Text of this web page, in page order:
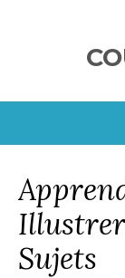
Illustrer
Sujets